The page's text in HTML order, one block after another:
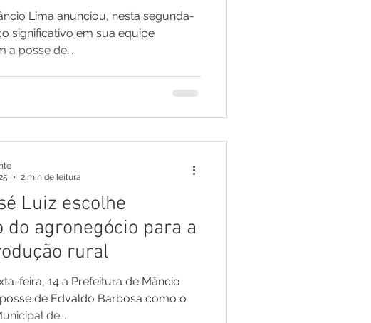
Cidadania
Lima anunciou, nesta segunda-
significativo em sua equipe
a posse de...
Luiz escolhe
agronegócio para a
rural
feira, 14 a Prefeitura de Mâncio
de Edvaldo Barbosa como o
de...
2 min de leitura